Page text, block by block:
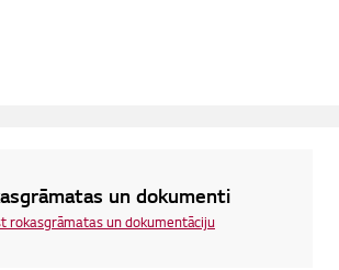
un dokumenti
rokasgrāmatas un dokumentāciju